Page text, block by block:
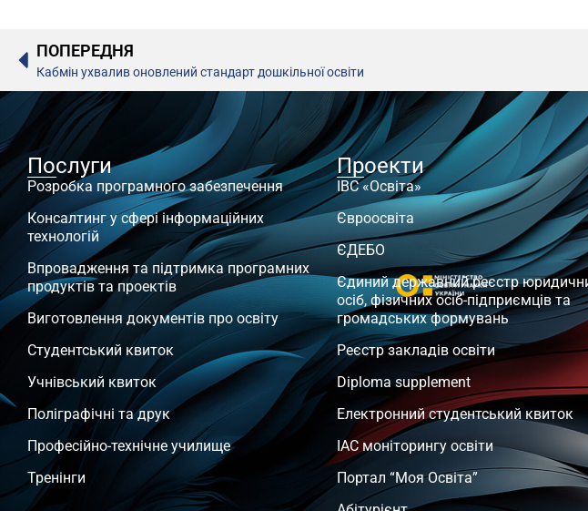
ПОПЕРЕДНЯ
Кабмін ухвалив оновлений стандарт дошкільної освіти
Послуги
Розробка програмного забезпечення
Консалтинг у сфері інформаційних
технологій
Впровадження та підтримка програмних
продуктів та проектів
Виготовлення документів про освіту
Студентський квиток
Учнівський квиток
Поліграфічні та друк
Професійно-технічне училище
Тренінги
Проекти
ІВС «Освіта»
Євроосвіта
ЄДЕБО
Єдиний державний реєстр
осіб, фізичних осіб-підприємців та
громадських формувань
Реєстр закладів освіти
Diploma supplement
Електронний студентський квиток
ІАС моніторингу освіти
Портал “Моя Освіта”